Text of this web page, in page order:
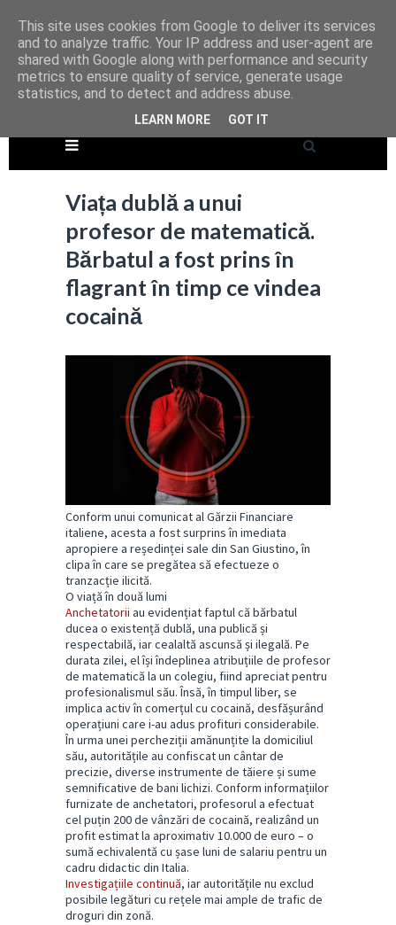
Viața dublă a unui
profesor de matematică.
Bărbatul a fost prins în
flagrant în timp ce vindea
cocaină
Conform unui comunicat al Gărzii Financiare
italiene, acesta a fost surprins în imediata
apropiere a reședinței sale din San Giustino, în
clipa în care se pregătea să efectueze o
tranzacție ilicită.
O viață în două lumi
Anchetatorii au evidențiat faptul că bărbatul
ducea o existență dublă, una publică și
respectabilă, iar cealaltă ascunsă și ilegală. Pe
durata zilei, el își îndeplinea atribuțiile de profesor
de matematică la un colegiu, fiind apreciat pentru
profesionalismul său. Însă, în timpul liber, se
implica activ în comerțul cu cocaină, desfășurând
operațiuni care i-au adus profituri considerabile.
În urma unei percheziții amănunțite la domiciliul
său, autoritățile au confiscat un cântar de
precizie, diverse instrumente de tăiere și sume
semnificative de bani lichizi. Conform informațiilor
furnizate de anchetatori, profesorul a efectuat
cel puțin 200 de vânzări de cocaină, realizând un
profit estimat la aproximativ 10.000 de euro – o
sumă echivalentă cu șase luni de salariu pentru un
cadru didactic din Italia.
Investigațiile continuă, iar autoritățile nu exclud
posibile legături cu rețele mai ample de trafic de
droguri din zonă.
This site uses cookies from Google to deliver its services
and to analyze traffic. Your IP address and user-agent are
shared with Google along with performance and security
metrics to ensure quality of service, generate usage
statistics, and to detect and address abuse.
LEARN MORE GOT IT